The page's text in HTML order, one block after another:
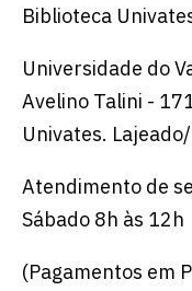
Biblioteca
Universidade do
Avelino Talini -
Univates.
Atendimento de
Sábado 8h às 12h
(Pagamentos em